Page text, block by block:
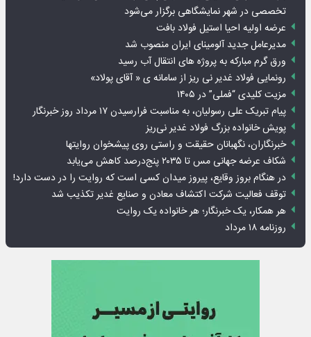
تخصصی در شهر نمایشگاهی برگزار می‌شود
عرضه اولیه احیا استیل فولاد بافت
مدیرعامل جدید آلومینای ایران منصوب شد
ورق گرم مبارکه به پروژه های انتقال آب رسید
رونمایی فولاد غدیر نی ریز از سامانه ی « آقای پولاد»
مزیت کلیدی “فملی” در ۱۴۰۵
پیام تبریک علی رسولیان، به مناسبت فرارسیدن ۱۷ مرداد روز خبرنگار
پویش خانواده بزرگ فولاد غدیر نی‌ریز
خبرنگاران، نگهبانان حقیقت و راستی روی پیشخوان روایت­ها
شکاف عرضه جهانی مس تا ۲۰۳۵ پنج‌درصد کاهش می‌یابد
در هنگام بروز وقایع، پیروز میدان کسی است که روایت را در دست دارد!
توقف فعالیت شرکت اکتشاف معادن و صنایع غدیر تکذیب شد
هر همکار، یک خبرنگار؛ هر خانواده یک روایت
روزنامه ۱۸ مرداد